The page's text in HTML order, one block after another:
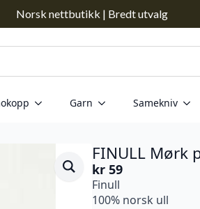
Norsk nettbutikk | Bredt utvalg
Garn Samekniv
FINULL Mørk
kr 59
Finull
100% norsk ull